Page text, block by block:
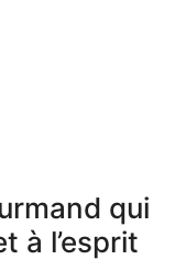
qui
à l’esprit